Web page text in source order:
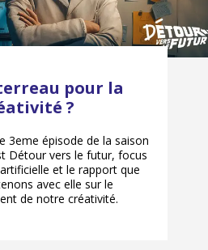
pour la
?
3eme épisode de la saison
Détour vers le futur, focus
et le rapport que
avec elle sur le
de notre créativité.